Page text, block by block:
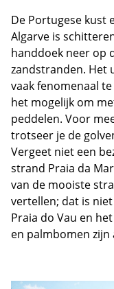
De Portugese kust
Algarve is
handdoek neer op
zandstranden. Het
vaak fenomenaal
het mogelijk om
peddelen. Voor
trotseer je de
Vergeet niet een
strand Praia da
van de mooiste
vertellen; dat is
Praia do Vau en
en palmbomen zijn